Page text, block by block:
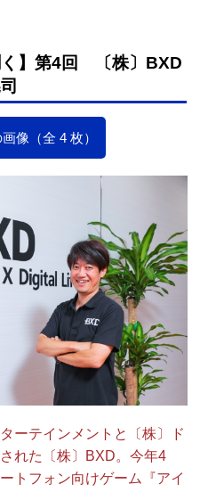
】第4回 〔株〕BXD
像（全 4 枚）
ーテインメントと〔株〕ド
れた〔株〕BXD。今年4
トフォン向けゲーム『アイ